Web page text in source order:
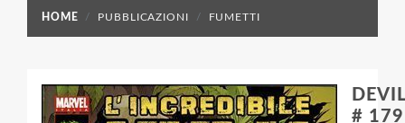
HOME PUBBLICAZIONI FUMETTI
#